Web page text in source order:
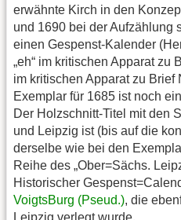
erwähnte Kirch in den
und 1690 bei der Aufzählung
einen Gespenst-Kalender
„eh“ im kritischen Apparat zu
im kritischen Apparat zu Brief
Exemplar für 1685 ist noch
Der Holzschnitt-Titel mit den
und Leipzig ist (bis auf die
derselbe wie bei den
Reihe des „Ober=Sächs.
Historischer
VoigtsBurg (Pseud.), die
Leipzig verlegt wurde.